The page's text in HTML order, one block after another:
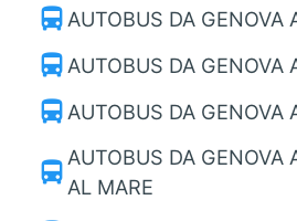
directions_bus AUTOBUS DA GENOVA
directions_bus AUTOBUS DA GENOVA
directions_bus AUTOBUS DA GENOVA
directions_bus AUTOBUS DA GENOVA
AL MARE